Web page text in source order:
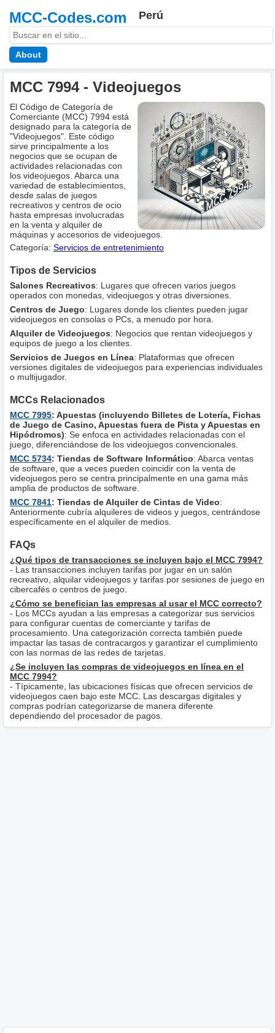
MCC-Codes.com Perú
About
MCC 7994 - Videojuegos
El Código de Categoría de
Comerciante (MCC) 7994 está
designado para la categoría de
"Videojuegos". Este código
sirve principalmente a los
negocios que se ocupan de
actividades relacionadas con
los videojuegos. Abarca una
variedad de establecimientos,
desde salas de juegos
recreativos y centros de ocio
hasta empresas involucradas
en la venta y alquiler de
máquinas y accesorios de videojuegos.
Categoría: Servicios de entretenimiento
Tipos de Servicios
Salones Recreativos: Lugares que ofrecen varios juegos
operados con monedas, videojuegos y otras diversiones.
Centros de Juego: Lugares donde los clientes pueden jugar
videojuegos en consolas o PCs, a menudo por hora.
Alquiler de Videojuegos: Negocios que rentan videojuegos y
equipos de juego a los clientes.
Servicios de Juegos en Línea: Plataformas que ofrecen
versiones digitales de videojuegos para experiencias individuales
o multijugador.
MCCs Relacionados
MCC 7995: Apuestas (incluyendo Billetes de Lotería, Fichas
de Juego de Casino, Apuestas fuera de Pista y Apuestas en
Hipódromos): Se enfoca en actividades relacionadas con el
juego, diferenciándose de los videojuegos convencionales.
MCC 5734: Tiendas de Software Informático: Abarca ventas
de software, que a veces pueden coincidir con la venta de
videojuegos pero se centra principalmente en una gama más
amplia de productos de software.
MCC 7841: Tiendas de Alquiler de Cintas de Video:
Anteriormente cubría alquileres de videos y juegos, centrándose
específicamente en el alquiler de medios.
FAQs
¿Qué tipos de transacciones se incluyen bajo el MCC 7994?
- Las transacciones incluyen tarifas por jugar en un salón
recreativo, alquilar videojuegos y tarifas por sesiones de juego en
cibercafés o centros de juego.
¿Cómo se benefician las empresas al usar el MCC correcto?
- Los MCCs ayudan a las empresas a categorizar sus servicios
para configurar cuentas de comerciante y tarifas de
procesamiento. Una categorización correcta también puede
impactar las tasas de contracargos y garantizar el cumplimiento
con las normas de las redes de tarjetas.
¿Se incluyen las compras de videojuegos en línea en el
MCC 7994?
- Típicamente, las ubicaciones físicas que ofrecen servicios de
videojuegos caen bajo este MCC. Las descargas digitales y
compras podrían categorizarse de manera diferente
dependiendo del procesador de pagos.